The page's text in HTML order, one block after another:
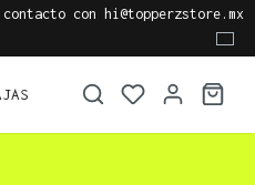
contacto con hi@topperzstore.mx